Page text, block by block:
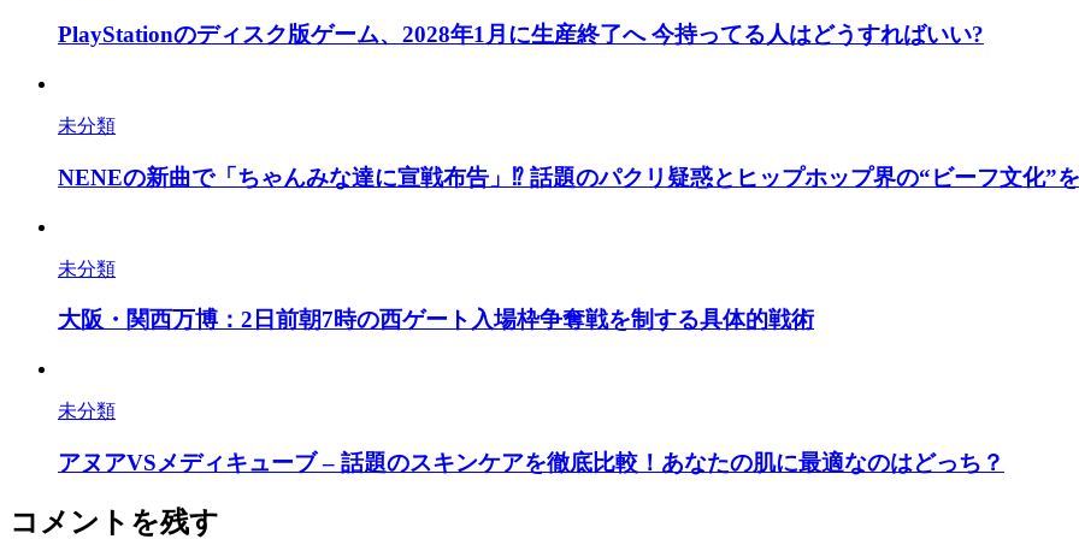
PlayStationのディスク版ゲーム、2028年1月に生産終了へ 今持ってる人はどうすればいい?
未分類
NENEの新曲で「ちゃんみな達に宣戦布告」⁉ 話題のパクリ疑惑とヒップホップ界の“ビーフ文化”
未分類
大阪・関西万博：2日前朝7時の西ゲート入場枠争奪戦を制する具体的戦術
未分類
アヌアVSメディキューブ – 話題のスキンケアを徹底比較！あなたの肌に最適なのはどっち？
コメントを残す